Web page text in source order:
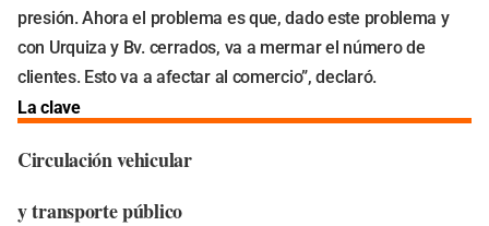
presión. Ahora el problema es que, dado este problema y
con Urquiza y Bv. cerrados, va a mermar el número de
clientes. Esto va a afectar al comercio”, declaró.
La clave
Circulación vehicular
y transporte público